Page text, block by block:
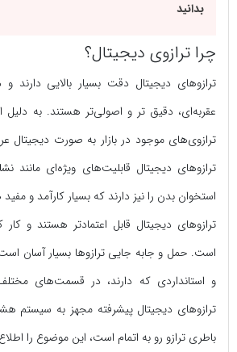
بدانید
چرا ترازوی دیجیتال؟
ترازو‌های دیجیتال دقت بسیار بالایی دارند و
عقربه‌ای، دقیق تر و اصولی‌تر هستند. به دلیل
ترازوی‌های موجود در بازار به صورت
ترازو‌های دیجیتال قابلیت‌های ویژه‌ای مانند
استخوان بدن را نیز دارند که بسیار کارآمد و
ترازو‌های دیجیتال قابل اعتماد‌تر هستند و
است. حمل و جابه جایی ترازو‌ها بسیار آسان
و استانداردی که دارند، در قسمت‌های
ترازو‌های دیجیتال پیشرفته مجهز به سیستم
باطری ترازو رو به اتمام است، این موضوع را